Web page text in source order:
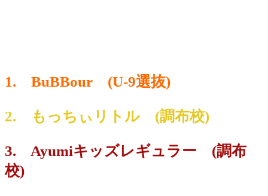
1. BuBBour (U-9選抜)
2. もっちぃリトル (調布校)
3. Ayumiキッズレギュラー (調布
校)